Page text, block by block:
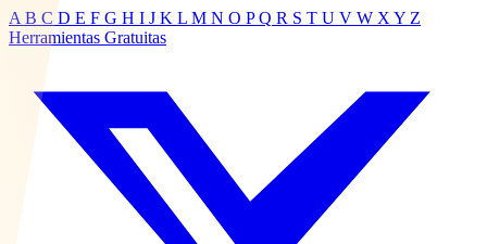
A B C D E F G H I J K L M N O P Q R S T U V W X Y Z
Herramientas Gratuitas